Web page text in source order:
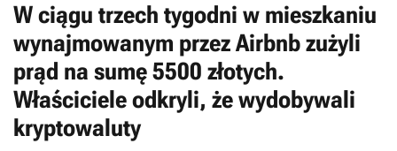
W ciągu trzech tygodni w mieszkaniu
wynajmowanym przez Airbnb zużyli
prąd na sumę 5500 złotych.
Właściciele odkryli, że wydobywali
kryptowaluty